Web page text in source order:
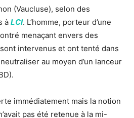
(Vaucluse), selon des
à LCI. L’homme, porteur d’une
menaçant envers des
intervenus et ont tenté dans
au moyen d’un lanceur
immédiatement mais la notion
pas été retenue à la mi-